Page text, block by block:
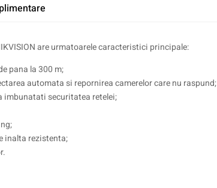
are urmatoarele caracteristici principale:
pana la 300 m;
automata si repornirea camerelor care nu raspund;
imbunatati securitatea retelei;
inalta rezistenta;